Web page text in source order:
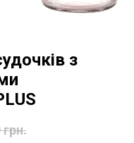
з
грн.